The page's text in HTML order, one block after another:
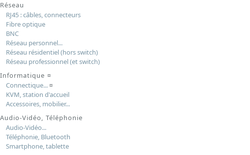
Réseau
RJ45 : câbles, connecteurs
Fibre optique
BNC
Réseau personnel...
Réseau résidentiel (hors switch)
Réseau professionnel (et switch)
Informatique ¤
Connectique...¤
KVM, station d'accueil
Accessoires, mobilier...
Audio-Vidéo, Téléphonie
Audio-Vidéo...
Téléphonie, Bluetooth
Smartphone, tablette